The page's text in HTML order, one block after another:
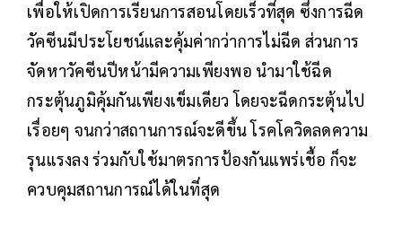
เพื่อให้เปิดการเรียนการสอนโดยเร็วที่สุด ซึ่งการฉีด
วัคซีนมีประโยชน์และคุ้มค่ากว่าการไม่ฉีด ส่วนการ
จัดหาวัคซีนปีหน้ามีความเพียงพอ นำมาใช้ฉีด
กระตุ้นภูมิคุ้มกันเพียงเข็มเดียว โดยจะฉีดกระตุ้นไป
เรื่อยๆ จนกว่าสถานการณ์จะดีขึ้น โรคโควิดลดความ
รุนแรงลง ร่วมกับใช้มาตรการป้องกันแพร่เชื้อ ก็จะ
ควบคุมสถานการณ์ได้ในที่สุด